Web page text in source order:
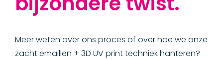
Meer weten over ons proces of over hoe we onze
zacht emaillen + 3D UV print techniek hanteren?